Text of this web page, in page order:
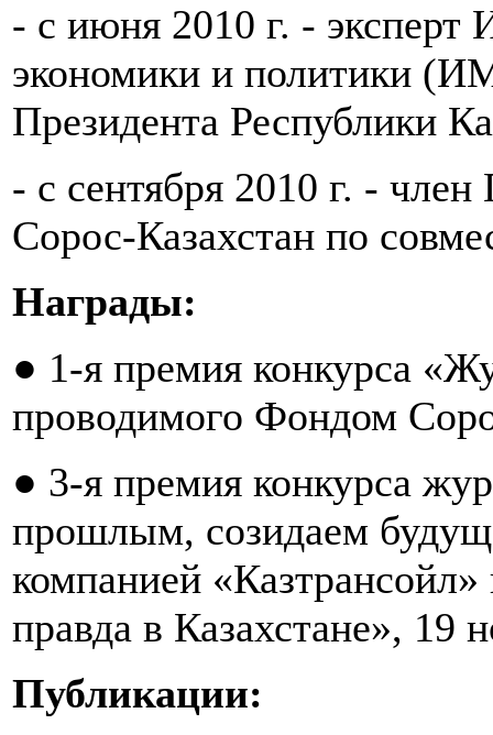
- с июня 2010 г. - эксперт
экономики и политики
Президента Республики
- с сентября 2010 г. -
Сорос-Казахстан по
Награды:
● 1-я премия конкурса
проводимого Фондом
● 3-я премия конкурса
прошлым, созидаем
компанией
правда в Казахстане», 19
Публикации: